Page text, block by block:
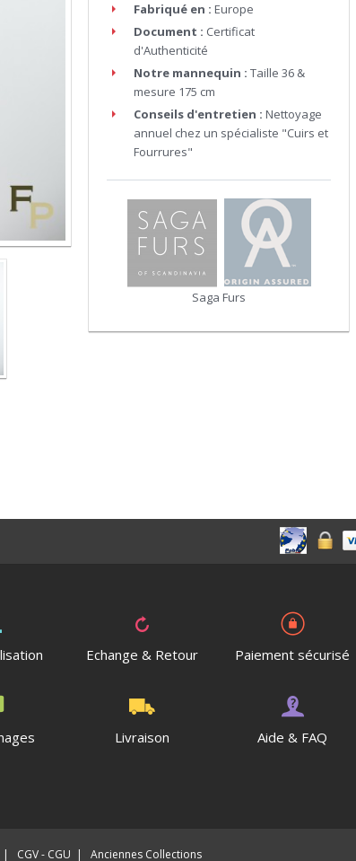
Fabriqué en : Europe
Document : Certificat
d'Authenticité
Notre mannequin : Taille 36 &
mesure 175 cm
Conseils d'entretien : Nettoyage
annuel chez un spécialiste "Cuirs et
Fourrures"
Saga Furs
Echange & Retour Paiement sécurisé
Livraison Aide & FAQ
| CGV - CGU | Anciennes Collections